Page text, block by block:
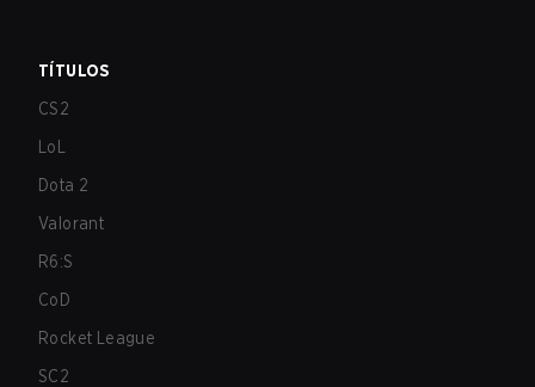
TÍTULOS
CS2
LoL
Dota 2
Valorant
R6:S
CoD
Rocket League
SC2